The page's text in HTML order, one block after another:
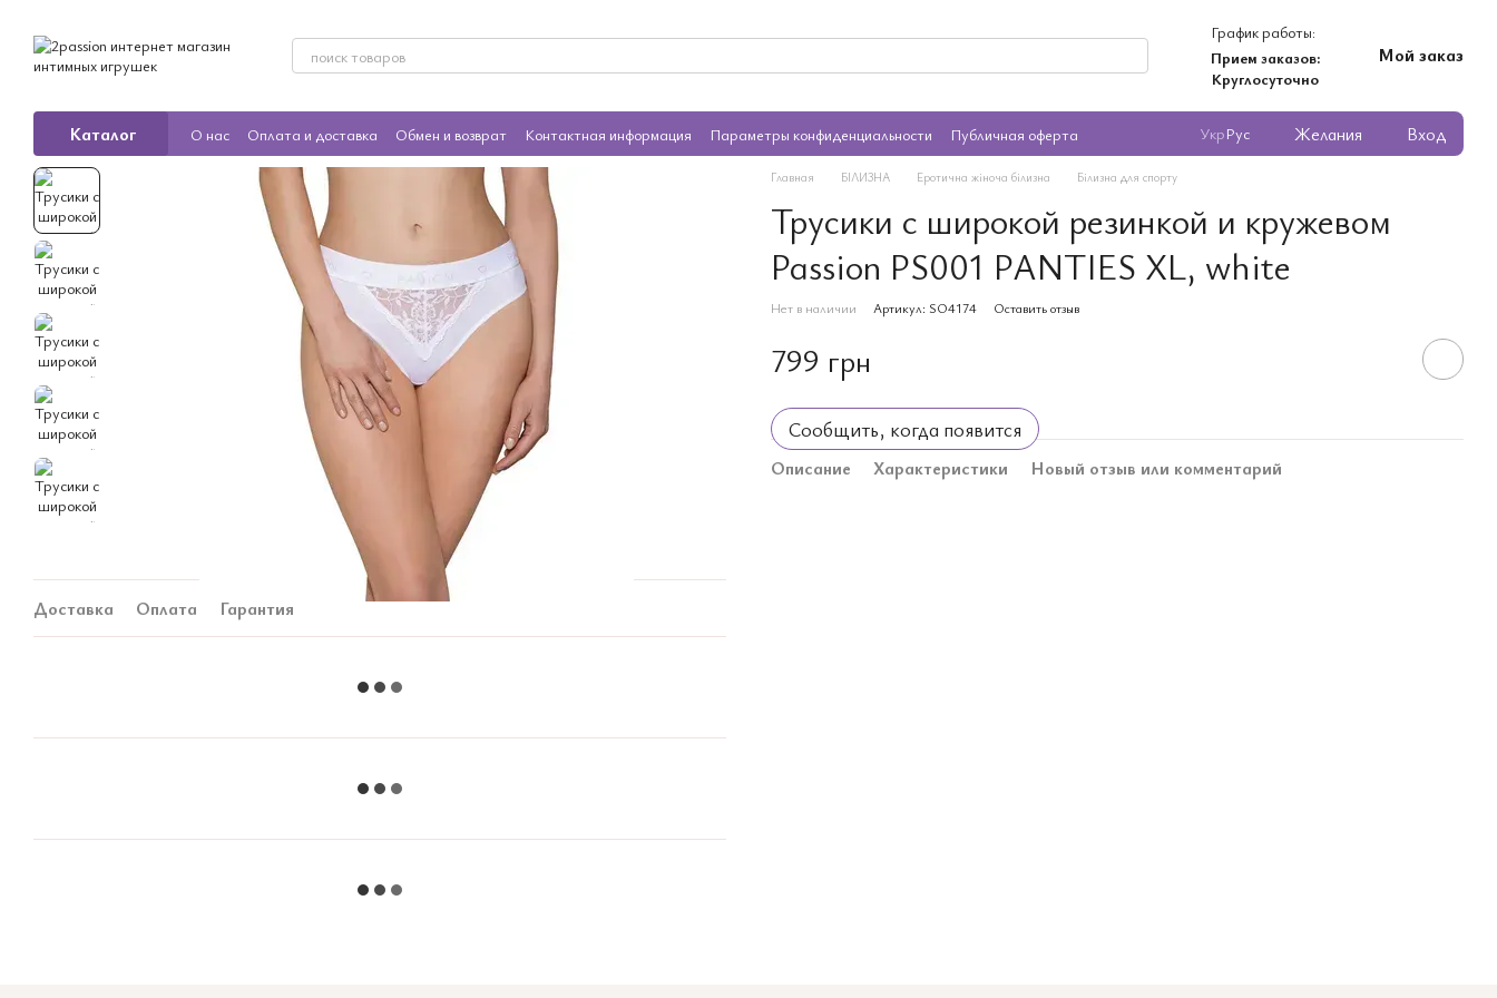
График работы:
Прием заказов:
Круглосуточно
Мой заказ
Каталог О нас Оплата и доставка Обмен и возврат Контактная информация Параметры конфиденциальности Публичная оферта УкрРус Желания Вход
Доставка Оплата Гарантия
Главная БІЛИЗНА Еротична жіноча білизна Білизна для спорту
Трусики с широкой резинкой и кружевом
Passion PS001 PANTIES XL, white
Нет в наличии Артикул: SO4174 Оставить отзыв
799 грн
Сообщить, когда появится
Описание Характеристики Новый отзыв или комментарий